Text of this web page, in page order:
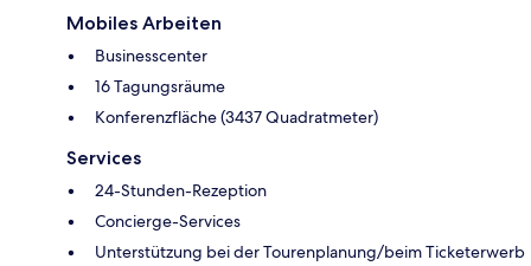
Mobiles Arbeiten
Businesscenter
16 Tagungsräume
Konferenzfläche (3437 Quadratmeter)
Services
24-Stunden-Rezeption
Concierge-Services
Unterstützung bei der Tourenplanung/beim Ticketerwerb